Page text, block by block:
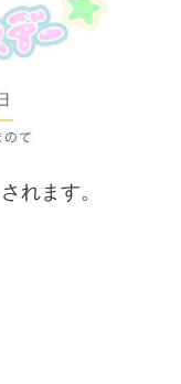
れます。